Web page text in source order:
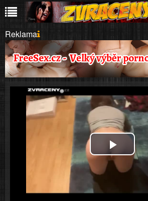
Reklama
Play
Video